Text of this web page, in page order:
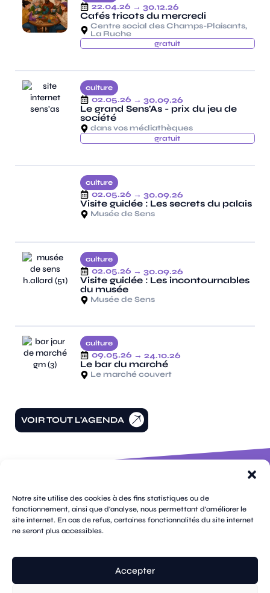
Notre site utilise des cookies à des fins statistiques ou de
fonctionnement, ainsi que d'analyse, nous permettant d'améliorer le
site internet. En cas de refus, certaines fonctionnalités du site internet
ne seront plus accessibles.
Accepter
22.04.26 → 30.12.26
Cafés tricots du mercredi
Centre social des Champs-Plaisants,
La Ruche
gratuit
culture
02.05.26 → 30.09.26
Le grand Sens'As - prix du jeu de
société
dans vos médiathèques
gratuit
culture
02.05.26 → 30.09.26
Visite guidée : Les secrets du palais
Musée de Sens
culture
02.05.26 → 30.09.26
Visite guidée : Les incontournables
du musée
Musée de Sens
culture
09.05.26 → 24.10.26
Le bar du marché
Le marché couvert
VOIR TOUT L'AGENDA
de la
république
CS
70809
89108
Cedex
facebook
instagram
threads
tik
tok
whatsapp
linkedin
youtube
twitter
(X)
pages
plan